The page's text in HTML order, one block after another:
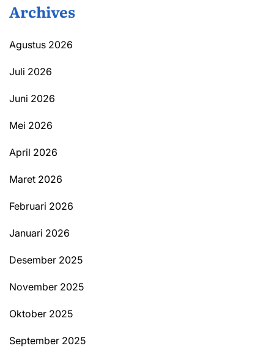
Archives
Agustus 2026
Juli 2026
Juni 2026
Mei 2026
April 2026
Maret 2026
Februari 2026
Januari 2026
Desember 2025
November 2025
Oktober 2025
September 2025